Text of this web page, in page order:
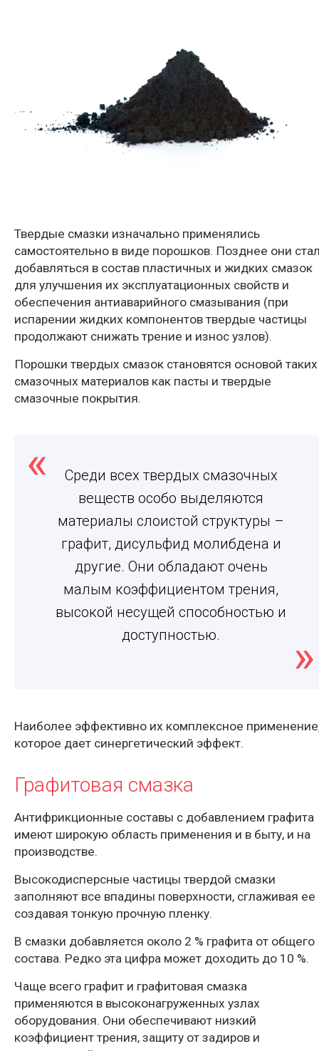
Твердые смазки изначально применялись
самостоятельно в виде порошков. Позднее они
добавляться в состав пластичных и жидких смазок
для улучшения их эксплуатационных свойств и
обеспечения антиаварийного смазывания (при
испарении жидких компонентов твердые частицы
продолжают снижать трение и износ узлов).
Порошки твердых смазок становятся основой таких
смазочных материалов как пасты и твердые
смазочные покрытия.
Среди всех твердых смазочных
веществ особо выделяются
материалы слоистой структуры –
графит, дисульфид молибдена и
другие. Они обладают очень
малым коэффициентом трения,
высокой несущей способностью и
доступностью.
Наиболее эффективно их комплексное
которое дает синергетический эффект.
Графитовая смазка
Антифрикционные составы с добавлением графита
имеют широкую область применения и в быту, и на
производстве.
Высокодисперсные частицы твердой смазки
заполняют все впадины поверхности, сглаживая ее
создавая тонкую прочную пленку.
В смазки добавляется около 2 % графита от общего
состава. Редко эта цифра может доходить до 10 %.
Чаще всего графит и графитовая смазка
применяются в высоконагруженных узлах
оборудования. Они обеспечивают низкий
коэффициент трения, защиту от задиров и